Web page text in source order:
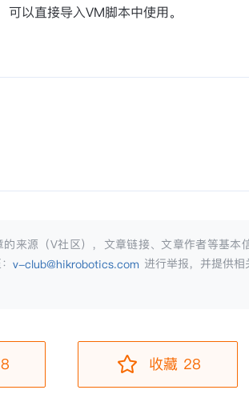
以直接导入VM脚本中使用。
来源（V社区），文章链接、文章作者等基本
v-club@hikrobotics.com 进行举报，并提供
收藏 28